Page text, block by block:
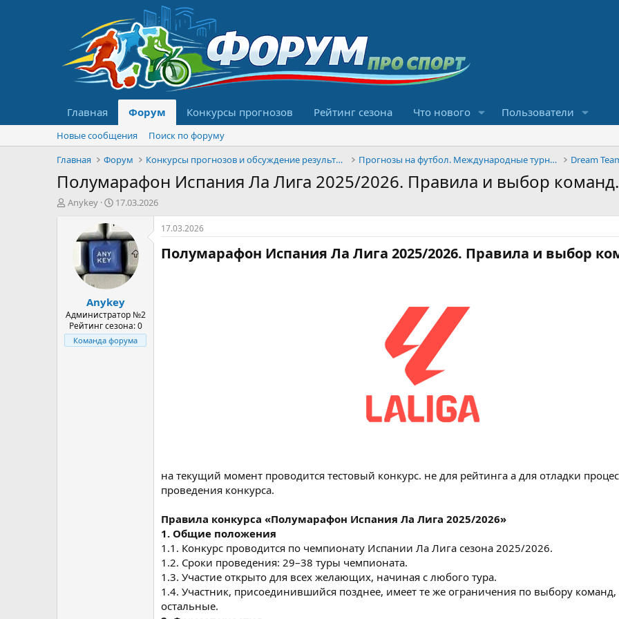
Главная Форум Конкурсы прогнозов Рейтинг сезона Что нового Пользователи
Новые сообщения
Поиск по форуму
Главная
Форум Конкурсы прогнозов и обсуждение результатов Прогнозы на футбол. Международные турниры Dream
Полумарафон Испания Ла Лига 2025/2026. Правила и выбор команд.
А
Anykey
Д
т
а
н
а
ч
а
л
а
17.03.2026
Anykey
Администратор №2
Рейтинг сезона: 0
Команда форума
17.03.2026
Полумарафон Испания Ла Лига 2025/2026. Правила и выбор
на текущий момент проводится тестовый конкурс. не для рейтинга а для отладки
проведения конкурса.
Правила конкурса «Полумарафон Испания Ла Лига 2025/2026»
1. Общие положения
1.1. Конкурс проводится по чемпионату Испании Ла Лига сезона 2025/2026.
1.2. Сроки проведения: 29–38 туры чемпионата.
1.3. Участие открыто для всех желающих, начиная с любого тура.
1.4. Участник, присоединившийся позднее, имеет те же ограничения по выбору команд,
остальные.